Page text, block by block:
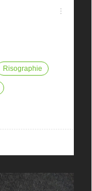
Risographie